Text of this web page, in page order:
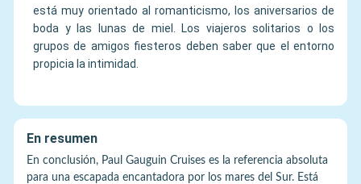
está muy orientado al romanticismo, los aniversarios de
boda y las lunas de miel. Los viajeros solitarios o los
grupos de amigos fiesteros deben saber que el entorno
propicia la intimidad.
En resumen
En conclusión, Paul Gauguin Cruises es la referencia absoluta
para una escapada encantadora por los mares del Sur. Está